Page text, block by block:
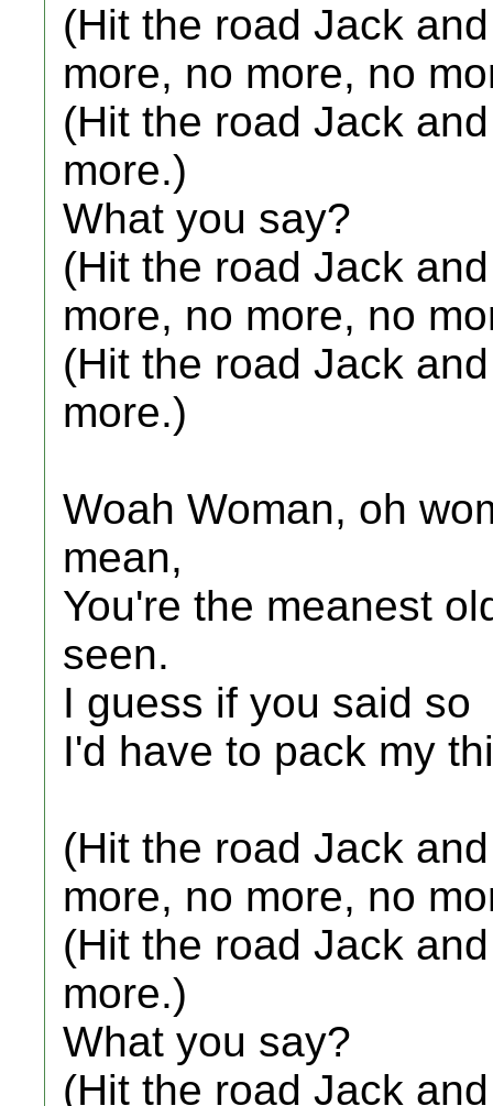
(Hit the road Jack
more, no more, no
(Hit the road Jack
more.)
What you say?
(Hit the road Jack
more, no more, no
(Hit the road Jack
more.)
Woah Woman, oh
mean,
You're the meanest
seen.
I guess if you said so
I'd have to pack my
(Hit the road Jack
more, no more, no
(Hit the road Jack
more.)
What you say?
(Hit the road Jack